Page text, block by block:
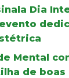
Dia
Mental
de boas